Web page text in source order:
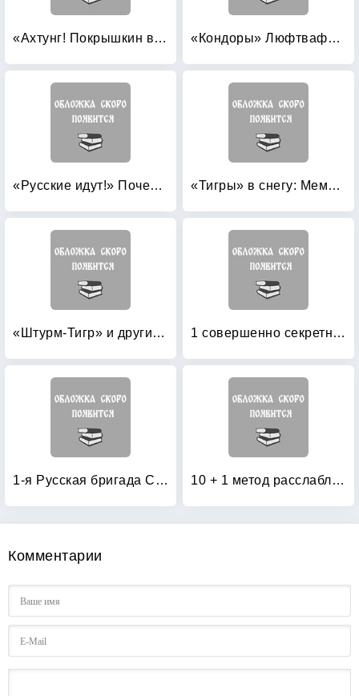
«Ахтунг! Покрышкин в воздухе!» «Сталинский сокол» №1 «Кондоры» Люфтваффе: Дальний бомбардировщик и разведчик Fw 200 «Condor»
«Русские идут!» Почему боятся России? «Тигры» в снегу: Мемуары танкового аса
«Штурм-Тигр» и другие штурмовые танки (+ модель) 1 совершенно секретная таблетка от страха
1-я Русская бригада СС «Дружина» 10 + 1 метод расслабления
Комментарии